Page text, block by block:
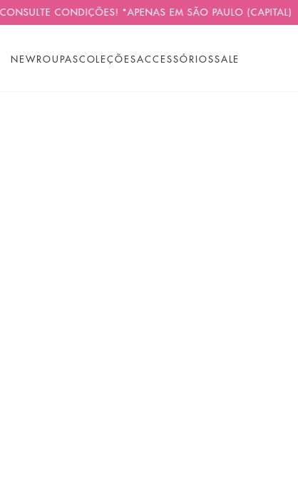
CONDIÇÕES! *APENAS EM SÃO PAULO (CAPITAL)
NEWROUPASCOLEÇÕESACCESSÓRIOSSALE